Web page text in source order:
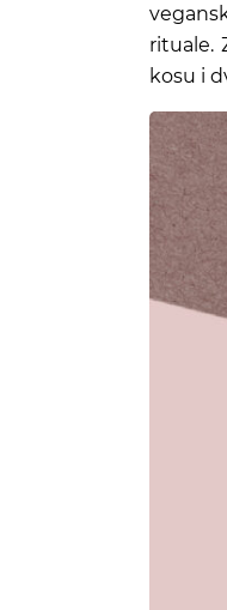
rituale.
kosu i